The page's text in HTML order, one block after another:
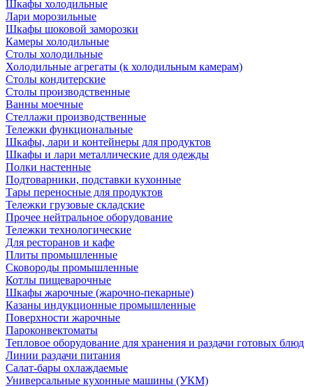
Шкафы холодильные
Лари морозильные
Шкафы шоковой заморозки
Камеры холодильные
Столы холодильные
Холодильные агрегаты (к холодильным камерам)
Столы кондитерские
Столы производственные
Ванны моечные
Стеллажи производственные
Тележки функциональные
Шкафы, лари и контейнеры для продуктов
Шкафы и лари металлические для одежды
Полки настенные
Подтоварники, подставки кухонные
Тары переносные для продуктов
Тележки грузовые складские
Прочее нейтральное оборудование
Тележки технологические
Для ресторанов и кафе
Плиты промышленные
Сковороды промышленные
Котлы пищеварочные
Шкафы жарочные (жарочно-пекарные)
Казаны индукционные промышленные
Поверхности жарочные
Пароконвектоматы
Тепловое оборудование для хранения и раздачи готовых блюд
Линии раздачи питания
Салат-бары охлаждаемые
Универсальные кухонные машины (УКМ)